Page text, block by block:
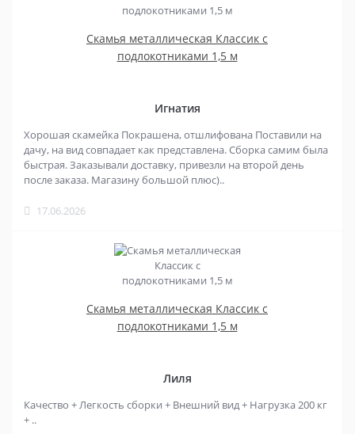
Скамья металлическая Классик с
подлокотниками 1,5 м
Игнатия
Хорошая скамейка Покрашена, отшлифована Поставили на
дачу, на вид совпадает как представлена. Сборка самим была
быстрая. Заказывали доставку, привезли на второй день
после заказа. Магазину большой плюс)..
17.06.2026
Скамья металлическая Классик с
подлокотниками 1,5 м
Лиля
Качество + Легкость сборки + Внешний вид + Нагрузка 200 кг
+ ..